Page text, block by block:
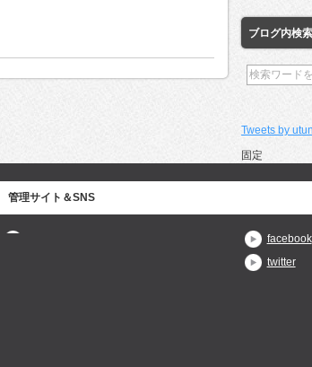
ブログ内検索
Tweets by
固定
管理サイト＆SNS
facebook
twitter